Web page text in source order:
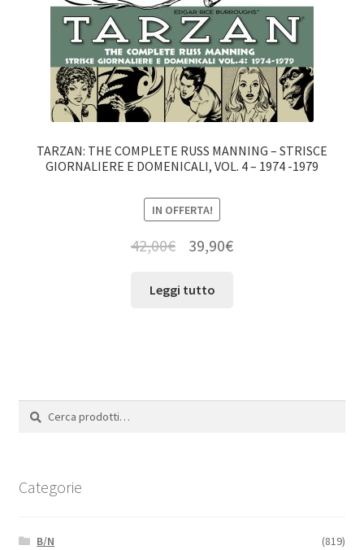
TARZAN: THE COMPLETE RUSS MANNING – STRISCE
GIORNALIERE E DOMENICALI, VOL. 4 – 1974 -1979
IN OFFERTA!
42,00€ 39,90€
Leggi tutto
Cerca:
Cerca
Categorie
B/N
(819)